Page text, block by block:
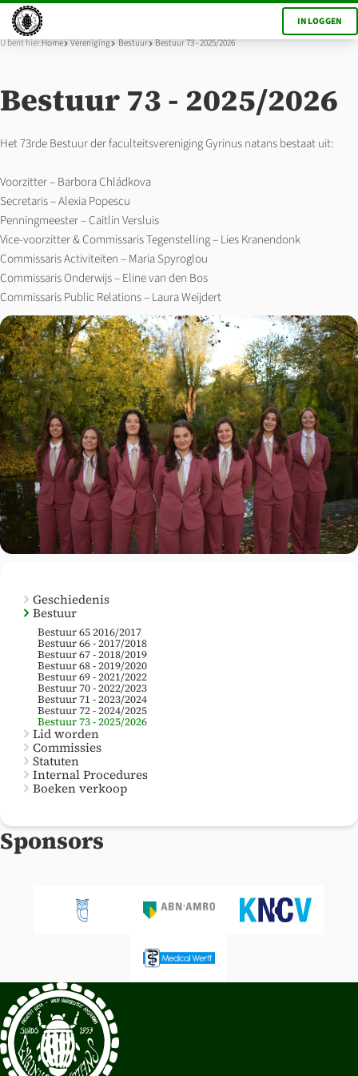
INLOGGEN
U bent hier:Home Vereniging Bestuur Bestuur 73 - 2025/2026
Bestuur 73 - 2025/2026
Het 73rde Bestuur der faculteitsvereniging Gyrinus natans bestaat uit:
Voorzitter – Barbora Chládkova
Secretaris – Alexia Popescu
Penningmeester – Caitlin Versluis
Vice-voorzitter & Commissaris Tegenstelling – Lies Kranendonk
Commissaris Activiteiten – Maria Spyroglou
Commissaris Onderwijs – Eline van den Bos
Commissaris Public Relations – Laura Weijdert
Geschiedenis
Bestuur
Bestuur 65 2016/2017
Bestuur 66 - 2017/2018
Bestuur 67 - 2018/2019
Bestuur 68 - 2019/2020
Bestuur 69 - 2021/2022
Bestuur 70 - 2022/2023
Bestuur 71 - 2023/2024
Bestuur 72 - 2024/2025
Bestuur 73 - 2025/2026
Lid worden
Commissies
Statuten
Internal Procedures
Boeken verkoop
Sponsors